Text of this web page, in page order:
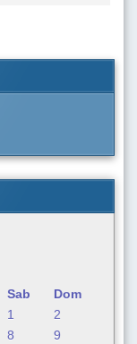
Sab
Dom
1
2
8
9